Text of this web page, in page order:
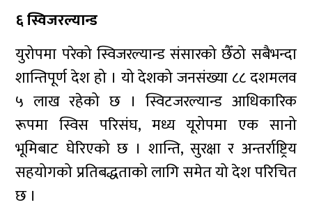
६ स्विजरल्यान्ड
युरोपमा परेको स्विजरल्यान्ड संसारको छैँठो सबैभन्दा
शान्तिपूर्ण देश हो । यो देशको जनसंख्या ८८ दशमलव
५ लाख रहेको छ । स्विटजरल्यान्ड आधिकारिक
रूपमा स्विस परिसंघ, मध्य यूरोपमा एक सानो
भूमिबाट घेरिएको छ । शान्ति, सुरक्षा र अन्तर्राष्ट्रिय
सहयोगको प्रतिबद्धताको लागि समेत यो देश परिचित
छ ।